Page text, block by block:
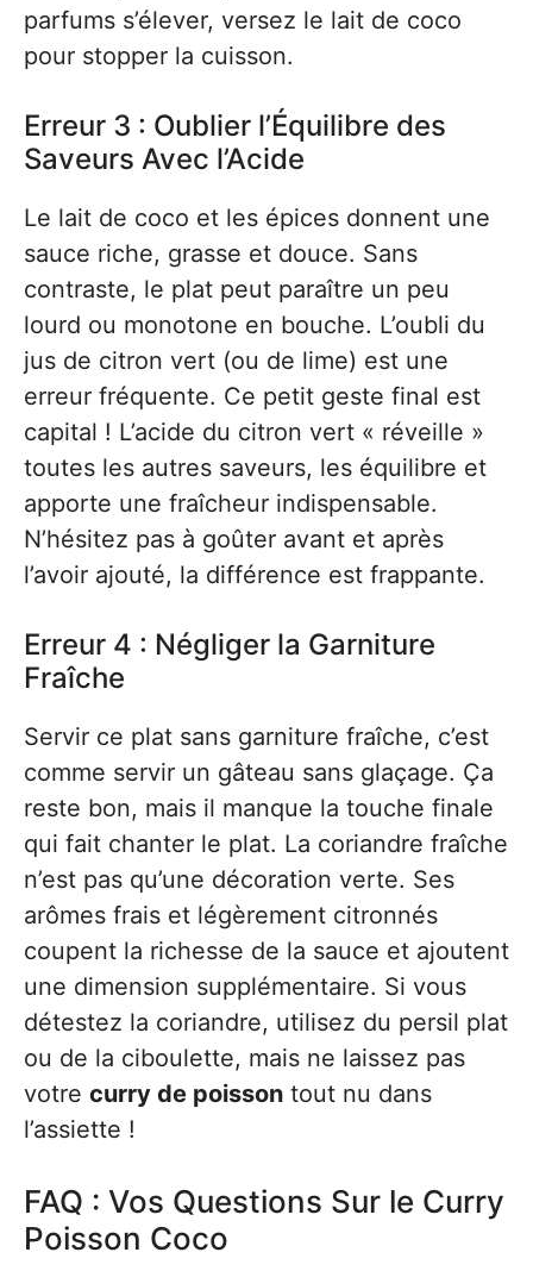
parfums s’élever, versez le lait de coco
pour stopper la cuisson.
Erreur 3 : Oublier l’Équilibre des
Saveurs Avec l’Acide
Le lait de coco et les épices donnent une
sauce riche, grasse et douce. Sans
contraste, le plat peut paraître un peu
lourd ou monotone en bouche. L’oubli du
jus de citron vert (ou de lime) est une
erreur fréquente. Ce petit geste final est
capital ! L’acide du citron vert « réveille »
toutes les autres saveurs, les équilibre et
apporte une fraîcheur indispensable.
N’hésitez pas à goûter avant et après
l’avoir ajouté, la différence est frappante.
Erreur 4 : Négliger la Garniture
Fraîche
Servir ce plat sans garniture fraîche, c’est
comme servir un gâteau sans glaçage. Ça
reste bon, mais il manque la touche finale
qui fait chanter le plat. La coriandre fraîche
n’est pas qu’une décoration verte. Ses
arômes frais et légèrement citronnés
coupent la richesse de la sauce et ajoutent
une dimension supplémentaire. Si vous
détestez la coriandre, utilisez du persil plat
ou de la ciboulette, mais ne laissez pas
votre curry de poisson tout nu dans
l’assiette !
FAQ : Vos Questions Sur le Curry
Poisson Coco